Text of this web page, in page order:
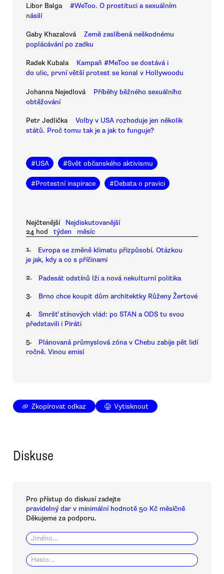
Libor Balga
#WeToo. O prostituci a sexuálním
násilí
Gaby Khazalová
Země zaslíbená neškodnému
poplácávání po zadku
Radek Kubala
Kampaň #MeToo se dostává i
do ulic, první větší protest se konal v Hollywoodu
Johanna Nejedlová
Příběhy běžného sexuálního
obtěžování
Petr Jedlička
Volby v USA rozhoduje jen několik
států. Proč tomu tak je a jak to funguje?
#USA #Svět občanského aktivismu
#Protestní inspirace #Debata o pravici
Nejčtenější
Nejdiskutovanější
24 hod
týden měsíc
1.
Evropa se změně klimatu přizpůsobí. Otázkou
je jak, kdy a co s příčinami
2. Padesát odstínů lži a nová nekulturní politika
3. Brno chce koupit dům architektky Růženy Žertové
4.
Smršť stínových vlád: po STAN a ODS tu svou
představili i Piráti
5.
Plánovaná průmyslová zóna v Chebu zabije pět lidí
ročně. Vinou emisí
Zkopírovat odkaz Vytisknout
Diskuse
Pro přístup do diskusí zadejte
pravidelný dar v minimální hodnotě 50 Kč měsíčně
Děkujeme za podporu.